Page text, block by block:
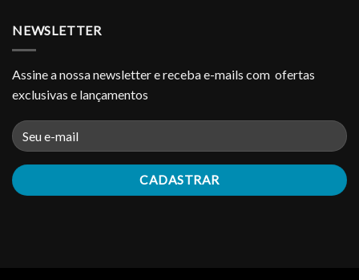
NEWSLETTER
Assine a nossa newsletter e receba e-mails com ofertas
exclusivas e lançamentos